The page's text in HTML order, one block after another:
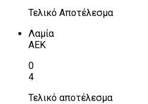
Τελικό Αποτέλεσμα
Λαμία
ΑΕΚ
0
4
Τελικό αποτέλεσμα